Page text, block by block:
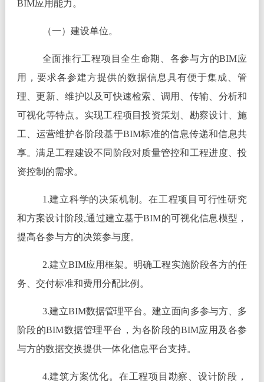
BIM应用能力。
（一）建设单位。
全面推行工程项目全生命期、各参与方的BIM应
用，要求各参建方提供的数据信息具有便于集成、管
理、更新、维护以及可快速检索、调用、传输、分析和
可视化等特点。实现工程项目投资策划、勘察设计、施
工、运营维护各阶段基于BIM标准的信息传递和信息共
享。满足工程建设不同阶段对质量管控和工程进度、投
资控制的需求。
1.建立科学的决策机制。在工程项目可行性研究
和方案设计阶段,通过建立基于BIM的可视化信息模型，
提高各参与方的决策参与度。
2.建立BIM应用框架。明确工程实施阶段各方的任
务、交付标准和费用分配比例。
3.建立BIM数据管理平台。建立面向多参与方、多
阶段的BIM数据管理平台，为各阶段的BIM应用及各参
与方的数据交换提供一体化信息平台支持。
4.建筑方案优化。在工程项目勘察、设计阶段，